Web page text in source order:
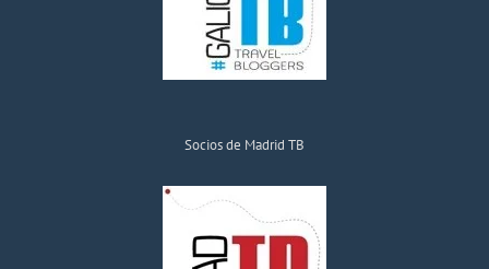
Socios de Madrid TB